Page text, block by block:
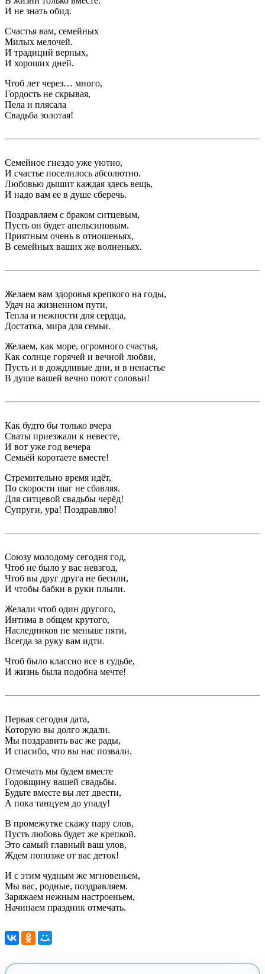
И не знать обид.
Счастья вам, семейных
Милых мелочей.
И традиций верных,
И хороших дней.
Чтоб лет через… много,
Гордость не скрывая,
Пела и плясала
Свадьба золотая!
Семейное гнездо уже уютно,
И счастье поселилось абсолютно.
Любовью дышит каждая здесь вещь,
И надо вам ее в душе сберечь.
Поздравляем с браком ситцевым,
Пусть он будет апельсиновым.
Приятным очень в отношеньях,
В семейных ваших же волненьях.
Желаем вам здоровья крепкого на годы,
Удач на жизненном пути,
Тепла и нежности для сердца,
Достатка, мира для семьи.
Желаем, как море, огромного счастья,
Как солнце горячей и вечной любви,
Пусть и в дождливые дни, и в ненастье
В душе вашей вечно поют соловьи!
Как будто бы только вчера
Сваты приезжали к невесте,
И вот уже год вечера
Семьёй коротаете вместе!
Стремительно время идёт,
По скорости шаг не сбавляя.
Для ситцевой свадьбы черёд!
Супруги, ура! Поздравляю!
Союзу молодому сегодня год,
Чтоб не было у вас невзгод,
Чтоб вы друг друга не бесили,
И чтобы бабки в руки плыли.
Желали чтоб один другого,
Интима в общем крутого,
Наследников не меньше пяти,
Всегда за руку вам идти.
Чтоб было классно все в судьбе,
И жизнь была подобна мечте!
Первая сегодня дата,
Которую вы долго ждали.
Мы поздравить вас же рады,
И спасибо, что вы нас позвали.
Отмечать мы будем вместе
Годовщину вашей свадьбы.
Будьте вместе вы лет двести,
А пока танцуем до упаду!
В промежутке скажу пару слов,
Пусть любовь будет же крепкой.
Это самый главный ваш улов,
Ждем попозже от вас деток!
И с этим чудным же мгновеньем,
Мы вас, родные, поздравляем.
Заряжаем нежным настроеньем,
Начинаем праздник отмечать.